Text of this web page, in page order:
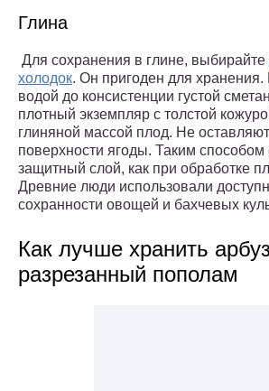
Глина
Для сохранения в глине, выбирайте
холодок. Он пригоден для хранения.
водой до консистенции густой
плотный экземпляр с толстой
глиняной массой плод. Не
поверхности ягоды. Таким способом
защитный слой, как при обработке
Древние люди использовали
сохранности овощей и бахчевых
Как лучше хранить арбуз
разрезанный пополам